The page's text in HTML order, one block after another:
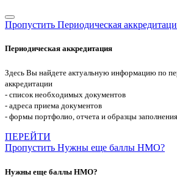
Пропустить Периодическая
Периодическая аккредитация
Здесь Вы найдете актуальную информацию по
аккредитации
- список необходимых документов
- адреса приема документов
- формы портфолио, отчета и образцы заполнения
ПЕРЕЙТИ
Пропустить Нужны еще баллы НМО?
Нужны еще баллы НМО?